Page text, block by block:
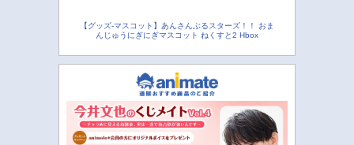
【グッズ-マスコット】あんさんぶるスターズ！！ おま
んじゅうにぎにぎマスコット ねくすと2 Hbox